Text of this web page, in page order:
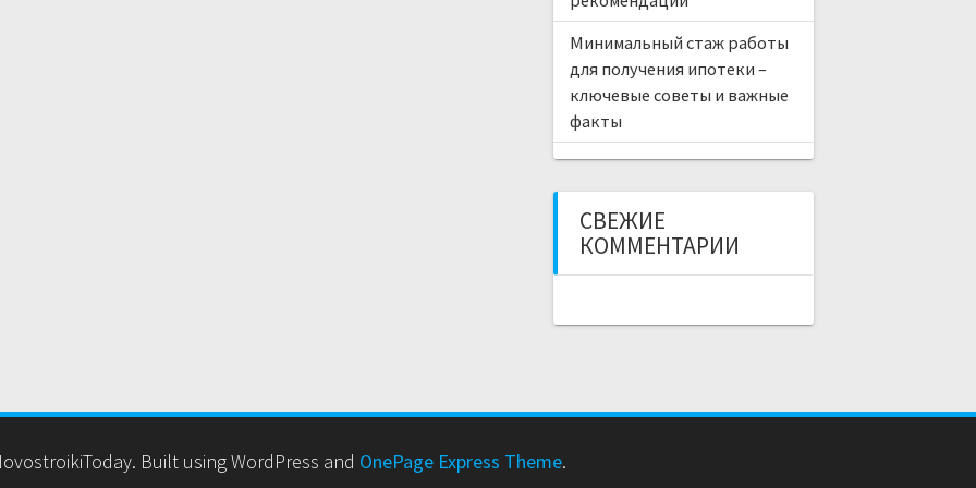
Минимальный стаж работы
для получения ипотеки –
ключевые советы и важные
факты
СВЕЖИЕ
КОММЕНТАРИИ
Built using WordPress and OnePage Express Theme.